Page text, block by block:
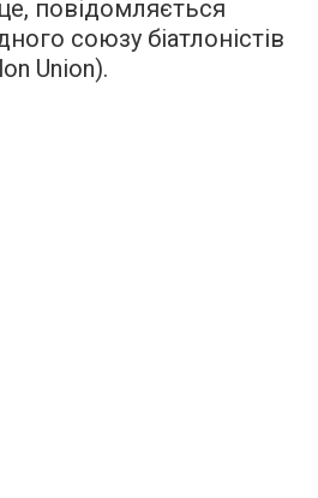
повідомляється
союзу біатлоністів
Union).